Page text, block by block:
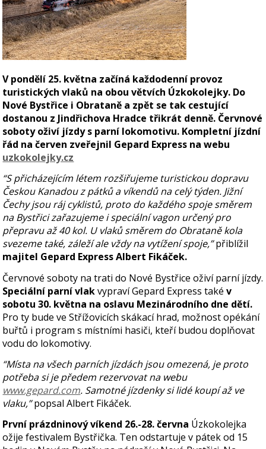
V pondělí 25. května začíná každodenní provoz
turistických vlaků na obou větvích Úzkokolejky. Do
Nové Bystřice i Obrataně a zpět se tak cestující
dostanou z Jindřichova Hradce třikrát denně. Červnové
soboty oživí jízdy s parní lokomotivu. Kompletní jízdní
řád na červen zveřejnil Gepard Express na webu
uzkokolejky.cz
“S přicházejícím létem rozšiřujeme turistickou dopravu
Českou Kanadou z pátků a víkendů na celý týden. Jižní
Čechy jsou ráj cyklistů, proto do každého spoje směrem
na Bystřici zařazujeme i speciální vagon určený pro
přepravu až 40 kol. U vlaků směrem do Obrataně kola
svezeme také, záleží ale vždy na vytížení spoje,”přiblížil
majitel Gepard Express Albert Fikáček.
Červnové soboty na trati do Nové Bystřice oživí parní jízdy.
Speciální parní vlakvypraví Gepard Express takév
sobotu 30. května na oslavu Mezinárodního dne dětí.
Pro ty bude ve Střížovicích skákací hrad, možnost opékání
buřtů i program s místními hasiči, kteří budou doplňovat
vodu do lokomotivy.
“Místa na všech parních jízdách jsou omezená, je proto
potřeba si je předem rezervovat na webu
www.gepard.com. Samotné jízdenky si lidé koupí až ve
vlaku,”popsal Albert Fikáček.
První prázdninový víkend 26.-28. června Úzkokolejka
ožije festivalem Bystřička. Ten odstartuje v pátek od 15